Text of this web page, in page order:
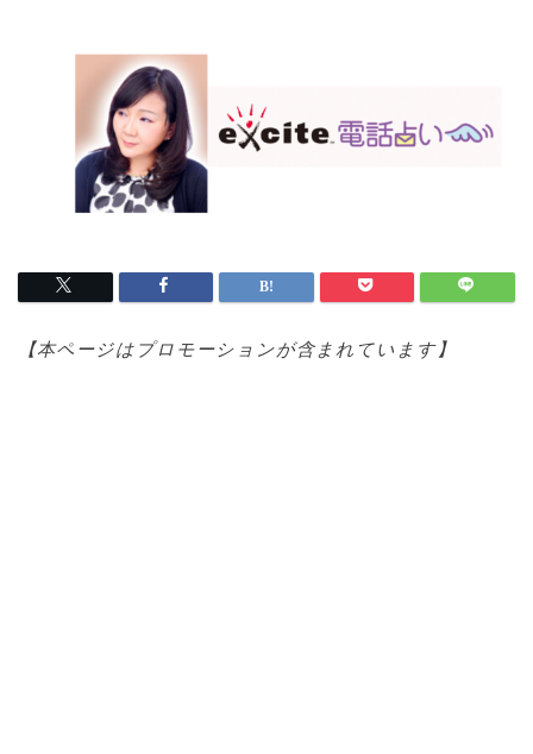
【本ページはプロモーションが含まれています】